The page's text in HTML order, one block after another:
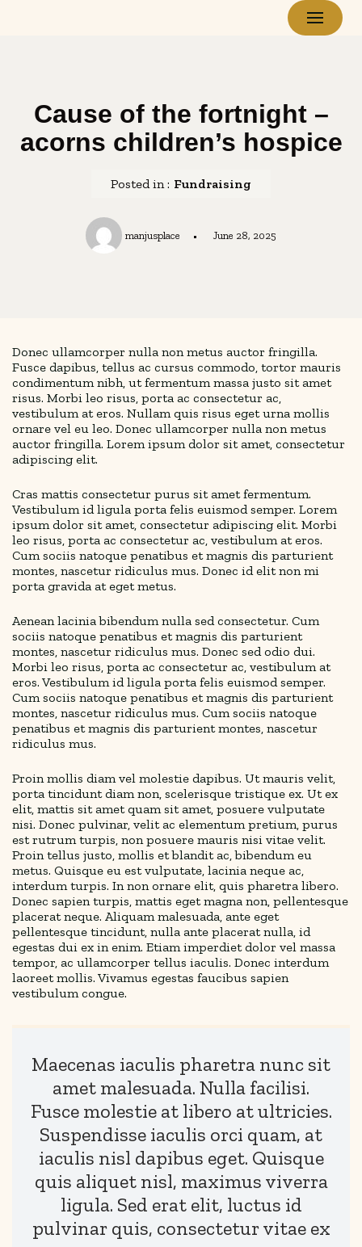
Cause of the fortnight –
acorns children’s hospice
Posted in : Fundraising
manjusplace June 28, 2025
Donec ullamcorper nulla non metus auctor fringilla.
Fusce dapibus, tellus ac cursus commodo, tortor mauris
condimentum nibh, ut fermentum massa justo sit amet
risus. Morbi leo risus, porta ac consectetur ac,
vestibulum at eros. Nullam quis risus eget urna mollis
ornare vel eu leo. Donec ullamcorper nulla non metus
auctor fringilla. Lorem ipsum dolor sit amet, consectetur
adipiscing elit.
Cras mattis consectetur purus sit amet fermentum.
Vestibulum id ligula porta felis euismod semper. Lorem
ipsum dolor sit amet, consectetur adipiscing elit. Morbi
leo risus, porta ac consectetur ac, vestibulum at eros.
Cum sociis natoque penatibus et magnis dis parturient
montes, nascetur ridiculus mus. Donec id elit non mi
porta gravida at eget metus.
Aenean lacinia bibendum nulla sed consectetur. Cum
sociis natoque penatibus et magnis dis parturient
montes, nascetur ridiculus mus. Donec sed odio dui.
Morbi leo risus, porta ac consectetur ac, vestibulum at
eros. Vestibulum id ligula porta felis euismod semper.
Cum sociis natoque penatibus et magnis dis parturient
montes, nascetur ridiculus mus. Cum sociis natoque
penatibus et magnis dis parturient montes, nascetur
ridiculus mus.
Proin mollis diam vel molestie dapibus. Ut mauris velit,
porta tincidunt diam non, scelerisque tristique ex. Ut ex
elit, mattis sit amet quam sit amet, posuere vulputate
nisi. Donec pulvinar, velit ac elementum pretium, purus
est rutrum turpis, non posuere mauris nisi vitae velit.
Proin tellus justo, mollis et blandit ac, bibendum eu
metus. Quisque eu est vulputate, lacinia neque ac,
interdum turpis. In non ornare elit, quis pharetra libero.
Donec sapien turpis, mattis eget magna non, pellentesque
placerat neque. Aliquam malesuada, ante eget
pellentesque tincidunt, nulla ante placerat nulla, id
egestas dui ex in enim. Etiam imperdiet dolor vel massa
tempor, ac ullamcorper tellus iaculis. Donec interdum
laoreet mollis. Vivamus egestas faucibus sapien
vestibulum congue.
Maecenas iaculis pharetra nunc sit
amet malesuada. Nulla facilisi.
Fusce molestie at libero at ultricies.
Suspendisse iaculis orci quam, at
iaculis nisl dapibus eget. Quisque
quis aliquet nisl, maximus viverra
ligula. Sed erat elit, luctus id
pulvinar quis, consectetur vitae ex